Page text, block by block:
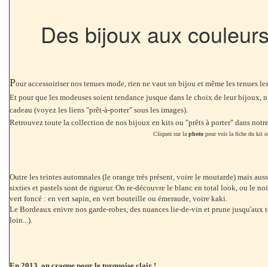
Des bijoux aux
Pour accessoiriser nos tenues mode, rien ne vaut un bijou et même les tenues
Et pour que les modeuses soient tendance jusque dans le choix de leur
cadeau (voyez les liens "prêt-à-porter" sous les images).
Retrouvez toute la collection de nos bijoux en kits ou "prêts à porter" dans
Cliquez sur la photopour voir la fiche du kit
Outre les teintes automnales (le orange trés présent, voire le moutarde) mais
sixties et pastels sont de rigueur. On re-découvre le blanc en total look, ou le
vert foncé : en vert sapin, en vert bouteille ou émeraude, voire kaki.
Le Bordeaux enivre nos garde-robes, des nuances lie-de-vin et prune
loin...).